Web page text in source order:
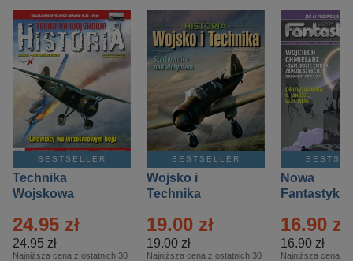
BESTSELLER
Technika
Wojskowa
– 2/2026
24.95 zł
24.95 zł
Najniższa cena z ostatnich 30
BESTSELLER
Wojsko i
Technika
Specjalne –
Eprasa – 2/2026
19.00 zł
19.00 zł
Najniższa cena z ostatnich 30
Nowa
Fantastyka
16.90 zł
16.90 zł
Najniższa cena z